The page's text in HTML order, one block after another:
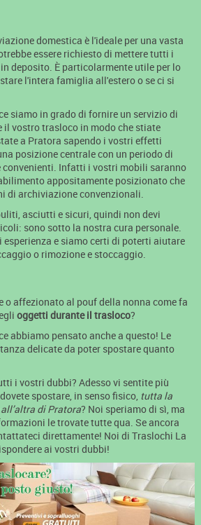
domestica è l'ideale per una vasta
essere richiesto di mettere tutti i
deposito. È particolarmente utile per lo
l'intera famiglia all'estero o se ci si
siamo in grado di fornire un servizio di
vostro trasloco in modo che stiate
a Pratora sapendo i vostri effetti
posizione centrale con un periodo di
Infatti i vostri mobili saranno
appositamente posizionato che
di archiviazione convenzionali.
asciutti e sicuri, quindi non devi
sono sotto la nostra cura personale.
e siamo certi di poterti aiutare
o rimozione e stoccaggio.
o affezionato al pouf della nonna come fa
oggetti durante il trasloco?
abbiamo pensato anche a questo! Le
delicate da poter spostare quanto
i vostri dubbi? Adesso vi sentite più
spostare, in senso fisico, tutta la
di Pratora? Noi speriamo di sì, ma
le trovate tutte qua. Se ancora
direttamente! Noi di Traslochi La
ai vostri dubbi!